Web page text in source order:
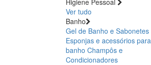
Ver tudo
Banho
Gel de Banho e Sabonetes
Esponjas e acessórios para
banho Champôs e
Condicionadores